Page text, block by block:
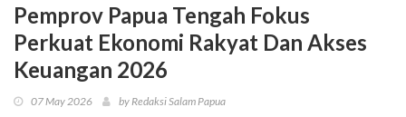
Pemprov Papua Tengah Fokus
Perkuat Ekonomi Rakyat Dan Akses
Keuangan 2026
07 May 2026 by Redaksi Salam Papua